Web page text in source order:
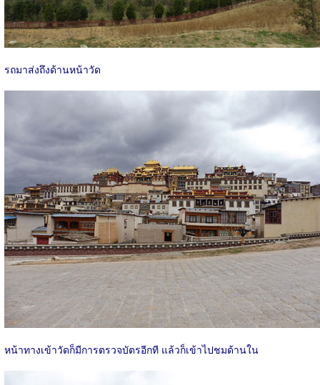
รถมาส่งถึงด้านหน้าวัด
หน้าทางเข้าวัดก็มีการตรวจบัตรอีกที แล้วก็เข้าไปชมด้านใน